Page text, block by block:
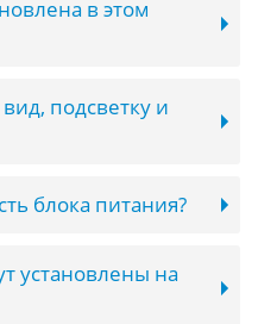
в этом
подсветку и
блока питания?
установлены на